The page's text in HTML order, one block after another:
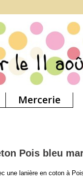
Mercerie
Pois bleu
une lanière en coton à